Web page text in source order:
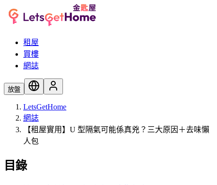
租屋
買樓
網誌
放盤
LetsGetHome
網誌
【租屋實用】U 型隔氣可能係真兇？三大原因＋去味懶
人包
目錄